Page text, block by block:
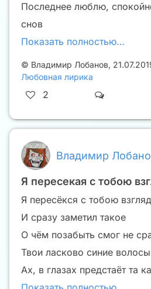
Последнее люблю,
снов
Показать полностью…
© Владимир Лобанов,
Любовная лирика
2
Владимир
Я пересекая с тобою
Я пересёкся с тобою
И сразу заметил такое
О чём позабыть смог не
Твои ласково синие
Ах, в глазах предстаёт та